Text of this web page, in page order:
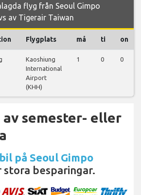
flyg från Seoul Gimpo
av Tigerair Taiwan
Flygplats må ti on
Kaoshiung
International
Airport
(KHH)
1 0 0
semester- eller
på Seoul Gimpo
stora besparingar.